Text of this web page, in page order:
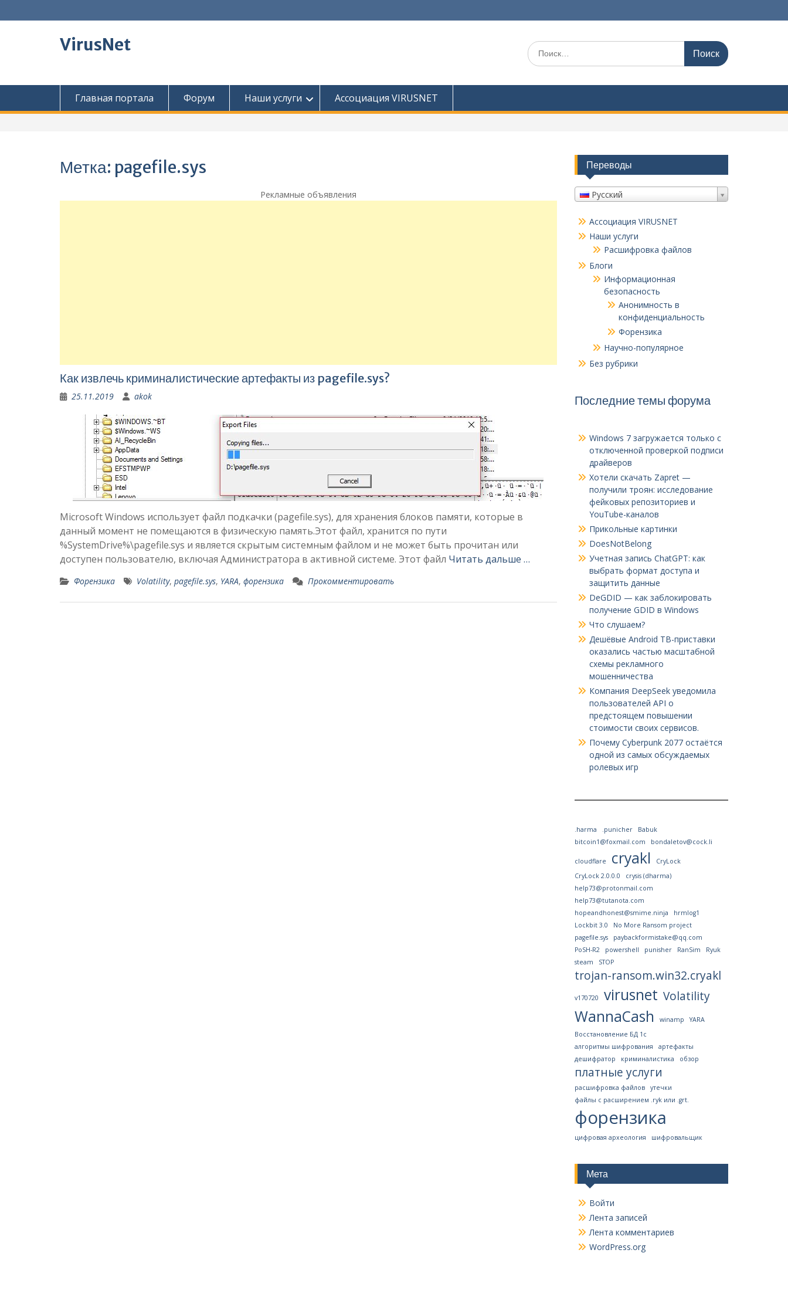
к
VirusNet
Поиск
по:
Главная портала Форум Наши услуги Ассоциация VIRUSNET
Метка: pagefile.sys
Рекламные объявления
Как извлечь криминалистические артефакты из pagefile.sys?
25.11.2019 akok
Microsoft Windows использует файл подкачки (pagefile.sys), для хранения блоков памяти, которые в
данный момент не помещаются в физическую память.Этот файл, хранится по пути
%SystemDrive%\pagefile.sys и является скрытым системным файлом и не может быть прочитан или
доступен пользователю, включая Администратора в активной системе. Этот файл Читать дальше …
Форензика Volatility, pagefile.sys, YARA, форензика Прокомментировать
Переводы
Русский
Ассоциация VIRUSNET
Наши услуги
Расшифровка файлов
Блоги
Информационная
безопасность
Анонимность в
конфиденциальность
Форензика
Научно-популярное
Без рубрики
Последние темы форума
Windows 7 загружается только с
отключенной проверкой подписи
драйверов
Хотели скачать Zapret —
получили троян: исследование
фейковых репозиториев и
YouTube-каналов
Прикольные картинки
DoesNotBelong
Учетная запись ChatGPT: как
выбрать формат доступа и
защитить данные
DeGDID — как заблокировать
получение GDID в Windows
Что слушаем?
Дешёвые Android ТВ-приставки
оказались частью масштабной
схемы рекламного
мошенничества
Компания DeepSeek уведомила
пользователей API о
предстоящем повышении
стоимости своих сервисов.
Почему Cyberpunk 2077 остаётся
одной из самых обсуждаемых
ролевых игр
.harma .punicher
Babuk
bitcoin1@foxmail.com
bondaletov@cock.li
cloudflare cryakl
CryLock
CryLock 2.0.0.0
crysis (dharma)
help73@protonmail.com
help73@tutanota.com
hopeandhonest@smime.ninja
hrmlog1
Lockbit 3.0
No More Ransom project
pagefile.sys
paybackformistake@qq.com
PoSH-R2
powershell punisher RanSim
Ryuk
steam
STOP
trojan-ransom.win32.cryakl
v170720 virusnet Volatility
WannaCash winamp
YARA
Восстановление БД 1с
алгоритмы шифрования
артефакты
дешифратор
криминалистика обзор
платные услуги
расшифровка файлов
утечки
файлы с расширением .ryk или .grt.
форензика
цифровая археология шифровальщик
Мета
Войти
Лента записей
Лента комментариев
WordPress.org